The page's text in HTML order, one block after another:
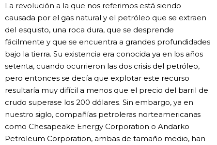
La revolución a la que nos referimos está siendo
causada por el gas natural y el petróleo que se extraen
del esquisto, una roca dura, que se desprende
fácilmente y que se encuentra a grandes profundidades
bajo la tierra. Su existencia era conocida ya en los años
setenta, cuando ocurrieron las dos crisis del petróleo,
pero entonces se decía que explotar este recurso
resultaría muy difícil a menos que el precio del barril de
crudo superase los 200 dólares. Sin embargo, ya en
nuestro siglo, compañías petroleras norteamericanas
como Chesapeake Energy Corporation o Andarko
Petroleum Corporation, ambas de tamaño medio, han